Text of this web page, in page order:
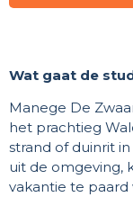
Wat gaat de
Manege De
het prachtieg
strand of duinrit
uit de omgeving,
vakantie te paard